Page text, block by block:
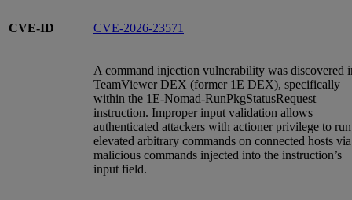
CVE-ID CVE-2026-23571
A command injection vulnerability was discovered
TeamViewer DEX (former 1E DEX), specifically
within the 1E-Nomad-RunPkgStatusRequest
instruction. Improper input validation allows
authenticated attackers with actioner privilege to run
elevated arbitrary commands on connected hosts via
malicious commands injected into the instruction’s
input field.